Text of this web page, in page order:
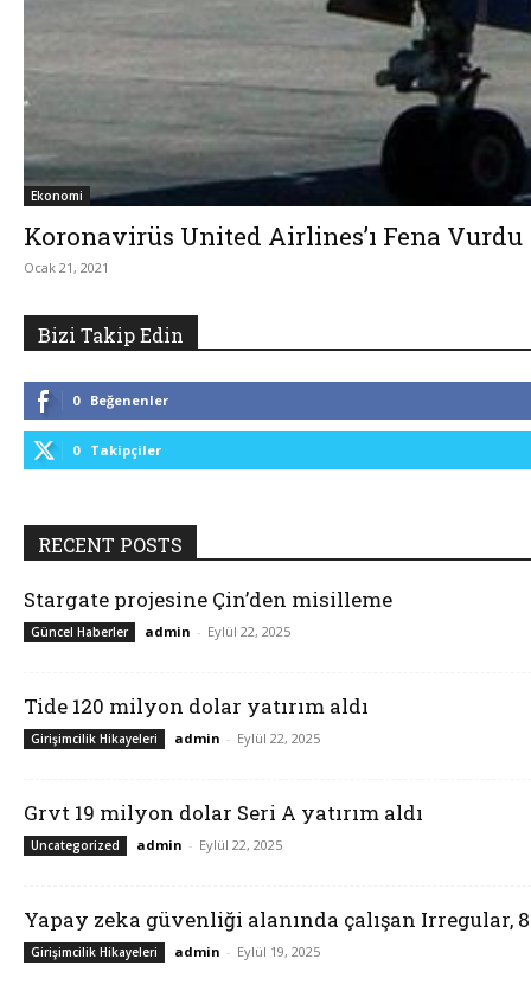
Ekonomi
Koronavirüs United Airlines’ı Fena Vurdu
Ocak 21, 2021
Bizi Takip Edin
0 Beğenenler
0 Takipçiler
RECENT POSTS
Stargate projesine Çin’den misilleme
Güncel Haberler admin - Eylül 22, 2025
Tide 120 milyon dolar yatırım aldı
Girişimcilik Hikayeleri admin - Eylül 22, 2025
Grvt 19 milyon dolar Seri A yatırım aldı
Uncategorized admin - Eylül 22, 2025
Yapay zeka güvenliği alanında çalışan Irregular,
Girişimcilik Hikayeleri admin - Eylül 19, 2025